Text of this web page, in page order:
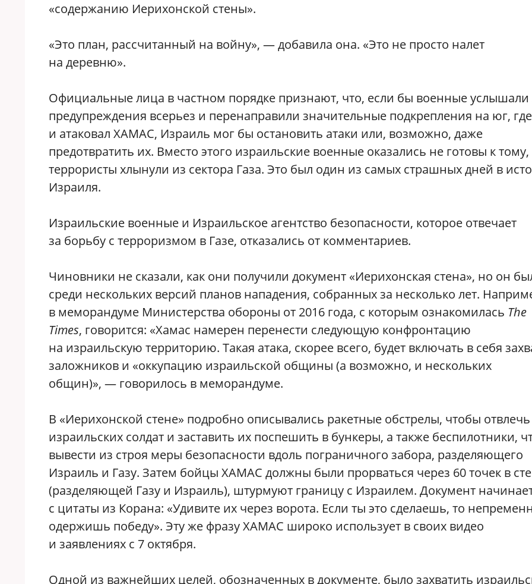
«содержанию Иерихонской стены».
«Это план, рассчитанный на вой­ну», — добавила она. «Это не просто налет
на деревню».
Официальные лица в частном порядке признают, что, если бы военные услышали
предупреждения всерьез и перенаправили значительные подкрепления на юг, где
и атаковал ХАМАС, Израиль мог бы остановить атаки или, возможно, даже
предотвратить их. Вместо этого израильские военные оказались не готовы к тому,
террористы хлынули из сектора Газа. Это был один из самых страшных дней в
Израиля.
Израильские военные и Израильское агентство безопасности, которое отвечает
за борьбу с терроризмом в Газе, отказались от комментариев.
Чиновники не сказали, как они получили документ «Иерихонская стена», но он
среди нескольких версий планов нападения, собранных за несколько лет.
в меморандуме Министерства обороны от 2016 года, с которым ознакомилась The
Times, говорится: «Хамас намерен перенести следующую конфронтацию
на израильскую территорию. Такая атака, скорее всего, будет включать в себя
заложников и «оккупацию израильской общины (а возможно, и нескольких
общин)», — говорилось в меморандуме.
В «Иерихонской стене» подробно описывались ракетные обстрелы, чтобы отвлечь
израильских солдат и заставить их поспешить в бункеры, а также беспилотники,
вывести из строя меры безопасности вдоль пограничного забора, разделяющего
Израиль и Газу. Затем бойцы ХАМАС должны были прорваться через 60 точек в
(разделяющей Газу и Израиль), штурмуют границу с Израилем. Документ
с цитаты из Корана: «Удивите их через ворота. Если ты это сделаешь, то
одержишь победу». Эту же фразу ХАМАС широко использует в своих видео
и заявлениях с 7 октября.
Одной из важнейших целей, обозначенных в документе, было захватить